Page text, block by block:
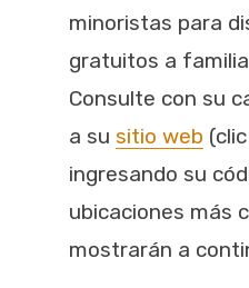
minoristas para
gratuitos a
Consulte con su
a su sitio web
ingresando su
ubicaciones más
mostrarán a